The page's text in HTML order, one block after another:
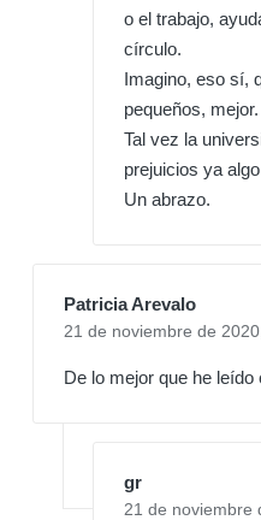
o el trabajo,
círculo.
Imagino, eso sí,
pequeños, mejor.
Tal vez la
prejuicios ya
Un abrazo.
Patricia Arevalo
21 de noviembre de 2020,
De lo mejor que he leído
gr
21 de noviembre